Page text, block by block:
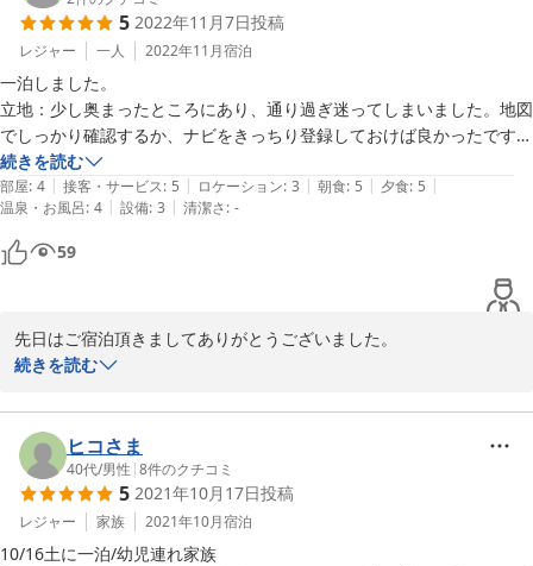
人の心も温かい土地柄です。また機会がありましたら、ぜひ遊びに
いらしてくださいね。心よりお待ちしています。
2023-07-19
5 2022年11月7日投稿
レジャー 一人 2022年11月宿泊
一泊しました。
立地：少し奥まったところにあり、通り過ぎ迷ってしまいました。地図
でしっかり確認するか、ナビをきっちり登録しておけば良かったです。
車じゃないと行けないと思います。
部屋：ちいさくてかわいいお部屋です。防音ばっちりで静かすぎるのか
苦手なので、周囲の音が聞こえる点も良かったです。
ご飯：丁寧でやさしい味がしました。とてもおいしかったです！私はお
酒が飲めなく試せませんでしたが、果実酒もいろいろあったようです。
風呂：タイルがかわいい！深めのお風呂のほうに入りました。ゆっくり
温まれました。
アメニティ：ペンションなので普通かなと感じました。共用の洗面所に
続きを読む
部屋: 4 | 接客・サービス: 5 | ロケーション: 3 | 朝食: 5 | 夕食: 5 |
温泉・お風呂: 4 | 設備: 3 | 清潔さ: -
59
先日はご宿泊頂きましてありがとうございました。
早朝のご出発でしたので、お見送りできず申し訳ありませんでし
立公園内ということで看板はできるだけ少なく設置されているせい
もあるでしょうか。スマートフォンのナビでも割と正確に誘導して
くれますが、山間部なのでお客様にはご面倒をおかけします。
お食事がお口に合って良かったです。寒くなってきましたので、お
腹も心も温まる料理をお出ししていきたいです。
続きを読む
ヒコさま
40代/男性 |8件のクチコミ
5 2021年10月17日投稿
レジャー 家族 2021年10月宿泊
10/16土に一泊/幼児連れ家族